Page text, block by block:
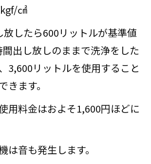
㎠
したら600リットルが基準値
出し放しのままで洗浄をした
3,600リットルを使用すること
きます。
用料金はおよそ1,600円ほどに
は音も発生します。